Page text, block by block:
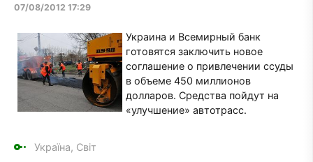
07/08/2012 17:29
Украина и Всемирный банк
готовятся заключить новое
соглашение о привлечении ссуды
в объеме 450 миллионов
долларов. Средства пойдут на
«улучшение» автотрасс.
Україна, Світ